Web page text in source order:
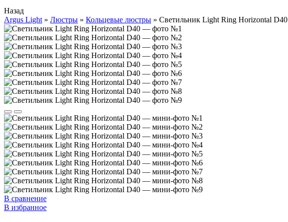
Назад
Argus Light » Люстры » Кольцевые люстры » Светильник Light Ring Horizontal D40
В сравнение
В избранное